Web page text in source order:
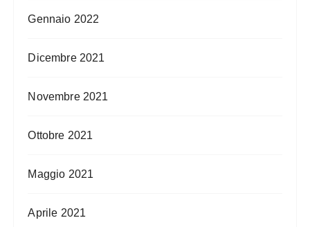
Gennaio 2022
Dicembre 2021
Novembre 2021
Ottobre 2021
Maggio 2021
Aprile 2021